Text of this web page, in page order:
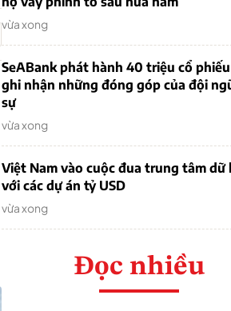
vừa xong
SeABank phát hành 40 triệu cổ phiếu
ghi nhận những đóng góp của đội
sự
vừa xong
Việt Nam vào cuộc đua trung tâm dữ
với các dự án tỷ USD
vừa xong
Đọc nhiều